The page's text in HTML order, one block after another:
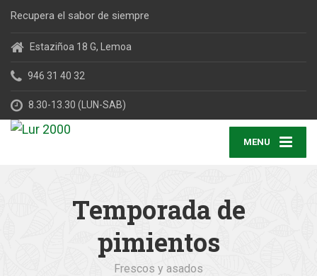
Recupera el sabor de siempre
Estaziñoa 18 G, Lemoa
946 31 40 32
8.30-13.30 (LUN-SAB)
MENU
Temporada de
pimientos
Frescos y asados